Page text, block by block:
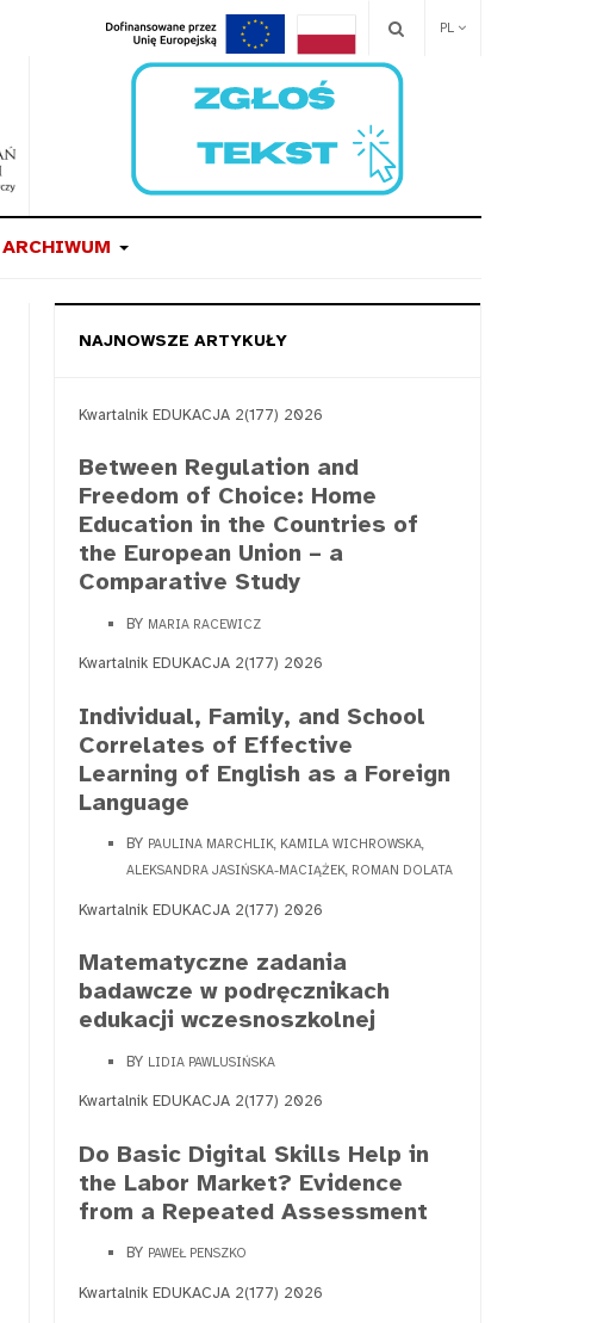
PL
ARCHIWUM
NAJNOWSZE ARTYKUŁY
Kwartalnik EDUKACJA 2(177) 2026
Between Regulation and
Freedom of Choice: Home
Education in the Countries of
the European Union – a
Comparative Study
BY MARIA RACEWICZ
Kwartalnik EDUKACJA 2(177) 2026
Individual, Family, and School
Correlates of Effective
Learning of English as a Foreign
Language
BY PAULINA MARCHLIK, KAMILA WICHROWSKA,
ALEKSANDRA JASIŃSKA-MACIĄŻEK, ROMAN DOLATA
Kwartalnik EDUKACJA 2(177) 2026
Matematyczne zadania
badawcze w podręcznikach
edukacji wczesnoszkolnej
BY LIDIA PAWLUSIŃSKA
Kwartalnik EDUKACJA 2(177) 2026
Do Basic Digital Skills Help in
the Labor Market? Evidence
from a Repeated Assessment
BY PAWEŁ PENSZKO
Kwartalnik EDUKACJA 2(177) 2026